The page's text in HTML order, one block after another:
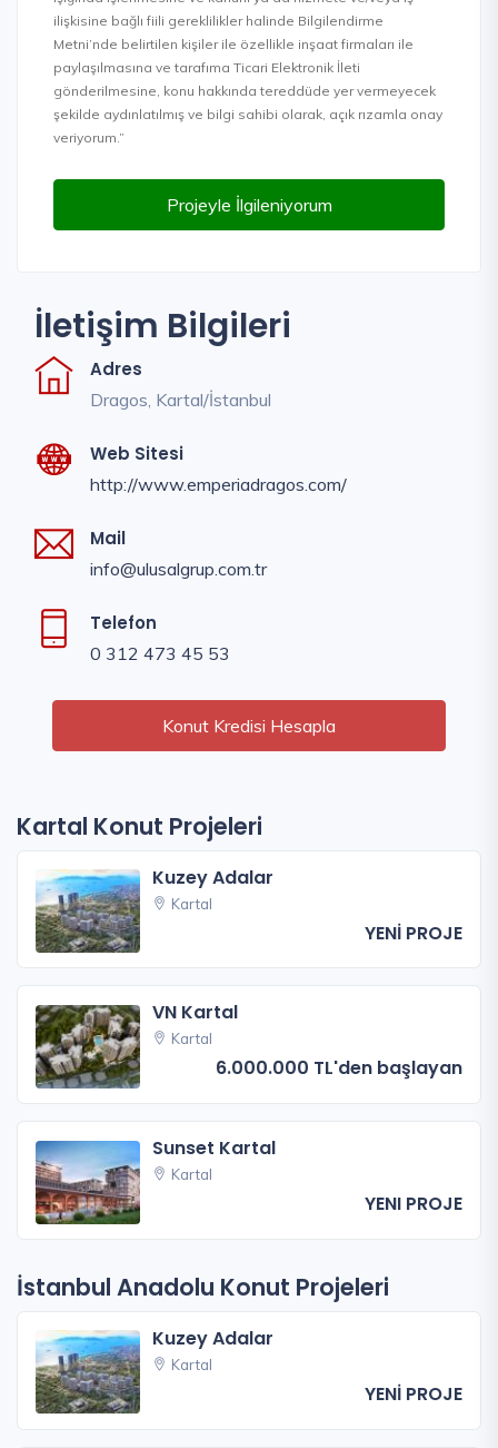
ilişkisine bağlı fiili gereklilikler halinde Bilgilendirme
Metni’nde belirtilen kişiler ile özellikle inşaat firmaları ile
paylaşılmasına ve tarafıma Ticari Elektronik İleti
gönderilmesine, konu hakkında tereddüde yer vermeyecek
şekilde aydınlatılmış ve bilgi sahibi olarak, açık rızamla onay
veriyorum.”
Projeyle İlgileniyorum
İletişim Bilgileri
Adres
Dragos, Kartal/İstanbul
Web Sitesi
http://www.emperiadragos.com/
Mail
info@ulusalgrup.com.tr
Telefon
0 312 473 45 53
Konut Kredisi Hesapla
Kartal Konut Projeleri
Kuzey Adalar
Kartal
YENİ PROJE
VN Kartal
Kartal
6.000.000 TL'den başlayan
Sunset Kartal
Kartal
YENI PROJE
İstanbul Anadolu Konut Projeleri
Kuzey Adalar
Kartal
YENİ PROJE